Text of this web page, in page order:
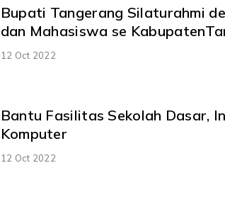
Bupati Tangerang Silaturahmi
dan Mahasiswa se
12 Oct 2022
Bantu Fasilitas Sekolah Dasar,
Komputer
12 Oct 2022